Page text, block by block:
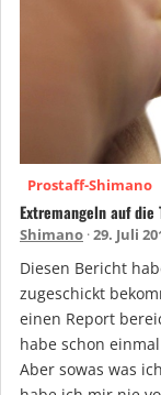
Prostaff-Shimano
Extremangeln auf die
Shimano 29. Juli
Diesen Bericht
zugeschickt
einen Report
habe schon
Aber sowas was